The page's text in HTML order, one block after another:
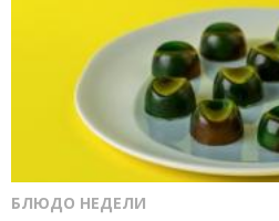
БЛЮДО НЕДЕЛИ